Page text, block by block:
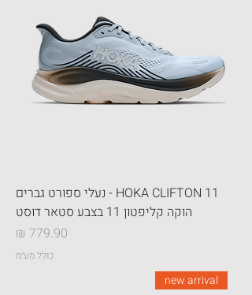
HOKA CLIFTON 11 - נעלי ספורט גברים
הוקה קליפטון 11 בצבע סטאר דוסט
מחיר
כולל מע״מ
new arrival